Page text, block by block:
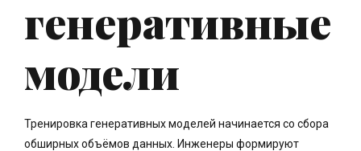
генеративные
модели
Тренировка генеративных моделей начинается со сбора
обширных объёмов данных. Инженеры формируют